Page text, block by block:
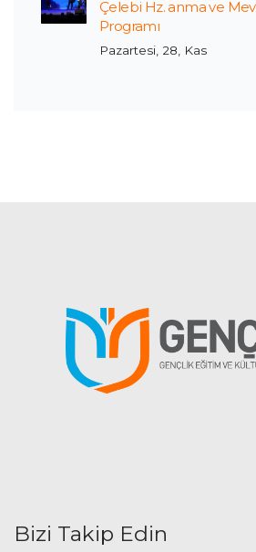
Çelebi Hz. anma ve
Programı
Pazartesi, 28, Kas
Bizi Takip Edin